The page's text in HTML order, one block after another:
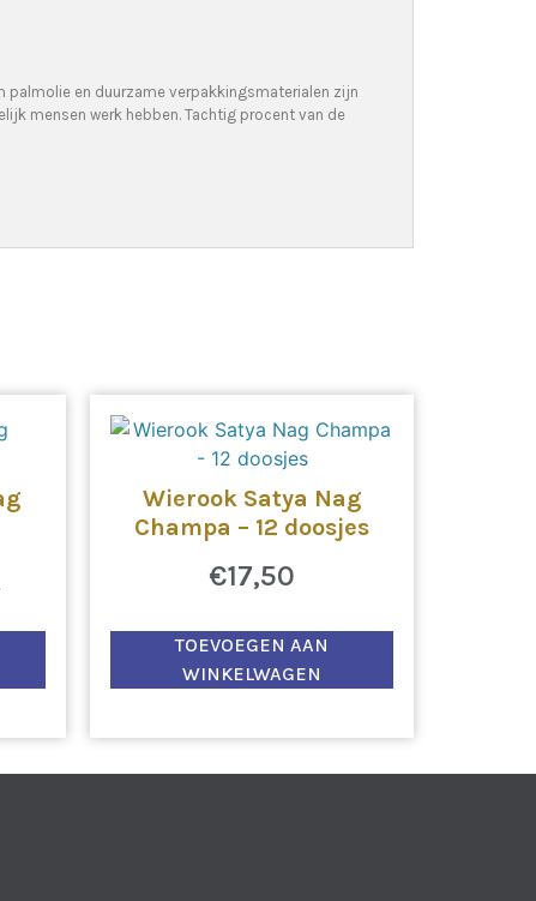
palmolie en duurzame verpakkingsmaterialen zijn
mensen werk hebben. Tachtig procent van de
Wierook Satya Nag
Champa – 12 doosjes
€17,50
TOEVOEGEN AAN
WINKELWAGEN